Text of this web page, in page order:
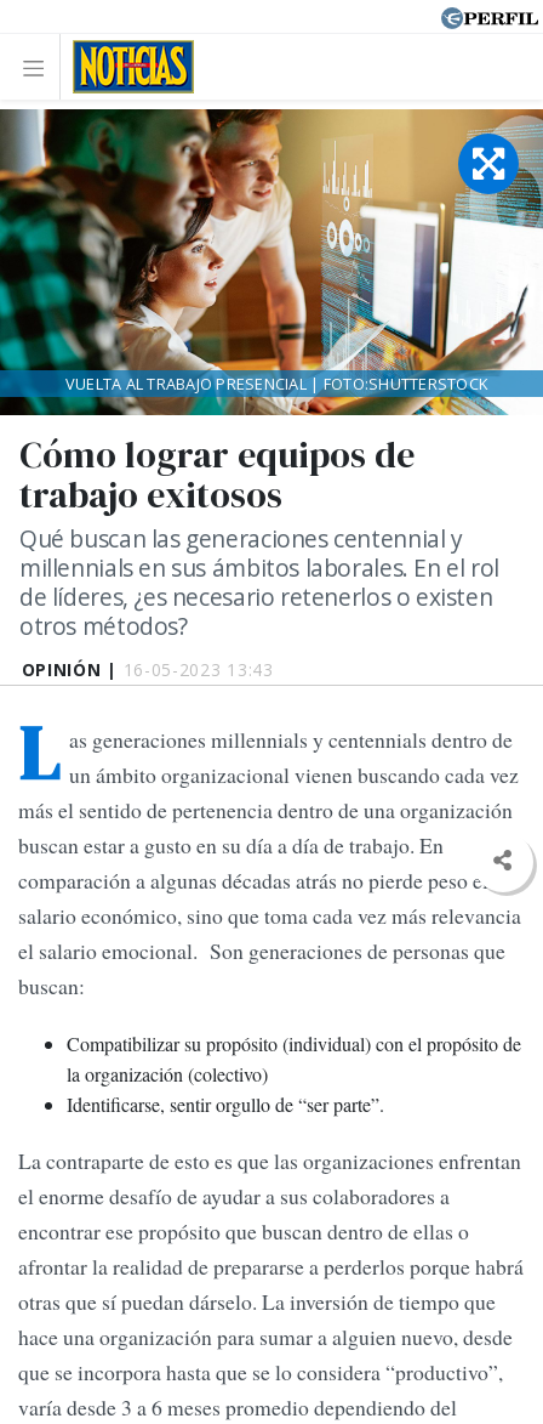
OPINIÓN | 16-05-2023 13:43
Cómo lograr equipos de
trabajo exitosos
Qué buscan las generaciones centennial y
millennials en sus ámbitos laborales. En el rol
de líderes, ¿es necesario retenerlos o existen
otros métodos?
VUELTA AL TRABAJO PRESENCIAL | FOTO:SHUTTERSTOCK
L as generaciones millennials y centennials dentro de
un ámbito organizacional vienen buscando cada vez
más el sentido de pertenencia dentro de una organización
buscan estar a gusto en su día a día de trabajo. En
comparación a algunas décadas atrás no pierde peso el
salario económico, sino que toma cada vez más relevancia
el salario emocional. Son generaciones de personas que
buscan:
Compatibilizar su propósito (individual) con el propósito de
la organización (colectivo)
Identificarse, sentir orgullo de “ser parte”.
La contraparte de esto es que las organizaciones enfrentan
el enorme desafío de ayudar a sus colaboradores a
encontrar ese propósito que buscan dentro de ellas o
afrontar la realidad de prepararse a perderlos porque habrá
otras que sí puedan dárselo. La inversión de tiempo que
hace una organización para sumar a alguien nuevo, desde
que se incorpora hasta que se lo considera “productivo”,
varía desde 3 a 6 meses promedio dependiendo del